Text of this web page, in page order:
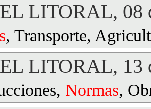
EL LITORAL, 08
, Transporte,
EL LITORAL, 13
Normas,